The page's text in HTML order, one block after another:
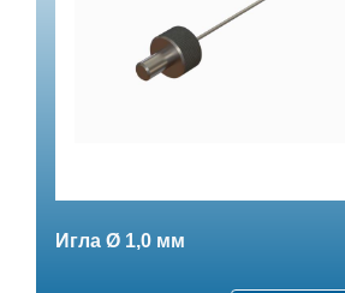
Игла Ø 1,0 мм